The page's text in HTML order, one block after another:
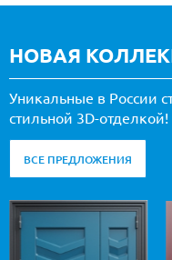
НОВАЯ
Уникальные в России
стильной 3D-отделкой!
ВСЕ ПРЕДЛОЖЕНИЯ